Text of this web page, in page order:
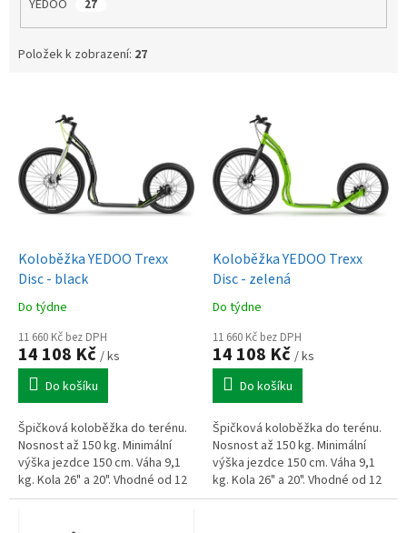
YEDOO 27
Položek k zobrazení: 27
Koloběžka YEDOO Trexx
Disc - black
Do týdne
11 660 Kč bez DPH
14 108 Kč / ks
Do košíku
Špičková koloběžka do terénu.
Nosnost až 150 kg. Minimální
výška jezdce 150 cm. Váha 9,1
kg. Kola 26" a 20". Vhodné od 12
let věku.
Koloběžka YEDOO Trexx
Disc - zelená
Do týdne
11 660 Kč bez DPH
14 108 Kč / ks
Do košíku
Špičková koloběžka do terénu.
Nosnost až 150 kg. Minimální
výška jezdce 150 cm. Váha 9,1
kg. Kola 26" a 20". Vhodné od 12
let věku.